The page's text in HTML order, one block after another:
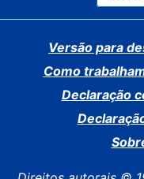
Versão para
Como
Declaração